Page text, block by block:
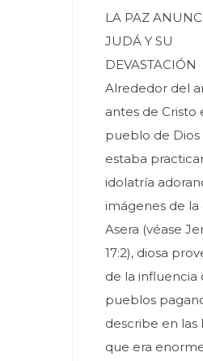
LA PAZ
JUDÁ Y SU
DEVASTACIÓN
Alrededor del
antes de Cristo
pueblo de Dios
estaba
idolatría
imágenes de la
Asera (véase
17:2), diosa
de la influencia
pueblos
describe en las
que era